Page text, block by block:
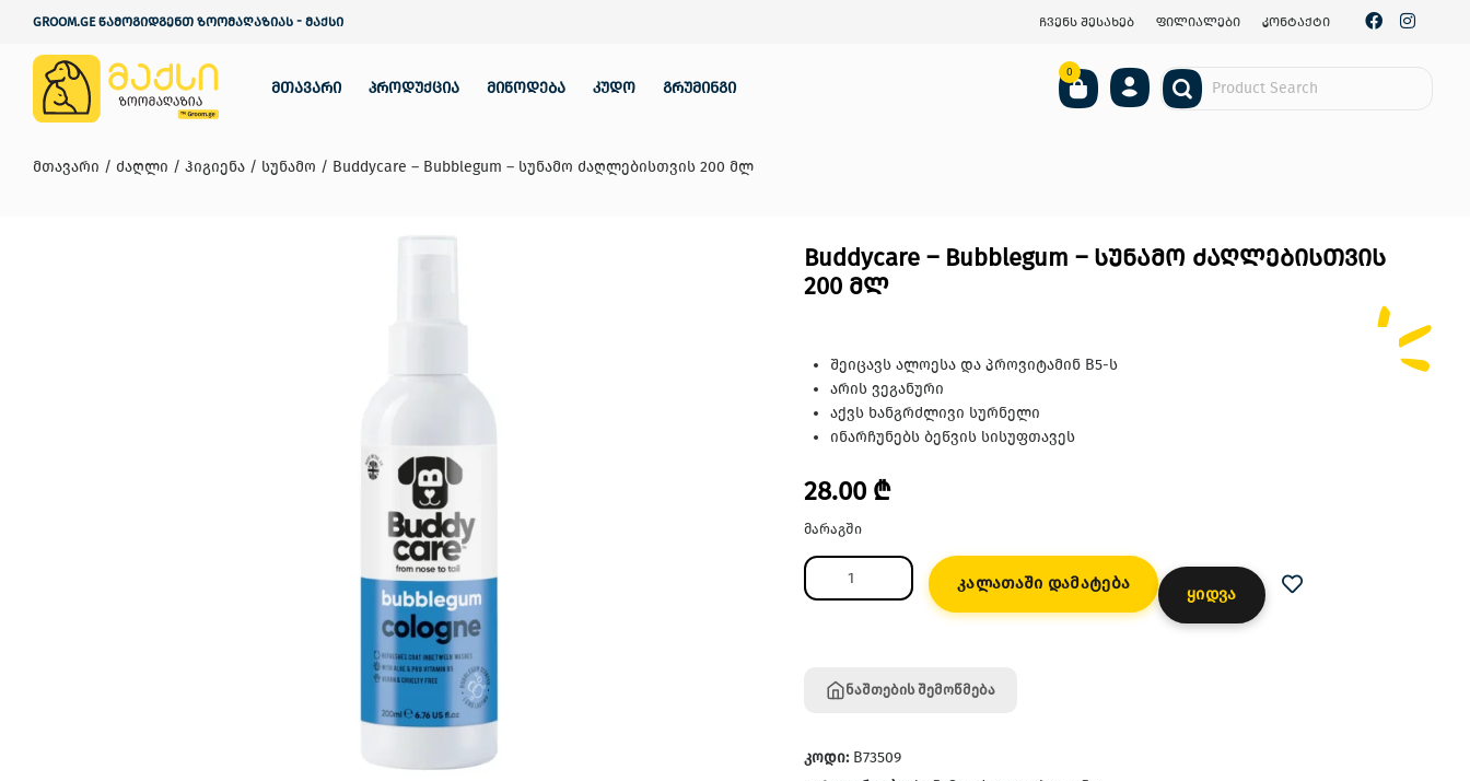
GROOM.GE წამოგიდგენთ ზოომაღაზიას - მაქსი ჩვენს შესახებ ფილიალები კონტაქტი
მთავარი პროდუქცია მიწოდება კუდო გრუმინგი
0
მთავარი / ძაღლი / ჰიგიენა / სუნამო / Buddycare – Bubblegum – სუნამო ძაღლებისთვის 200 მლ
Buddycare – Bubblegum – სუნამო ძაღლებისთვის
200 მლ
შეიცავს ალოესა და პროვიტამინ B5-ს
არის ვეგანური
აქვს ხანგრძლივი სურნელი
ინარჩუნებს ბეწვის სისუფთავეს
28.00 ₾
მარაგში
კალათაში დამატება
ყიდვა
ნაშთების შემოწმება
კოდი: B73509